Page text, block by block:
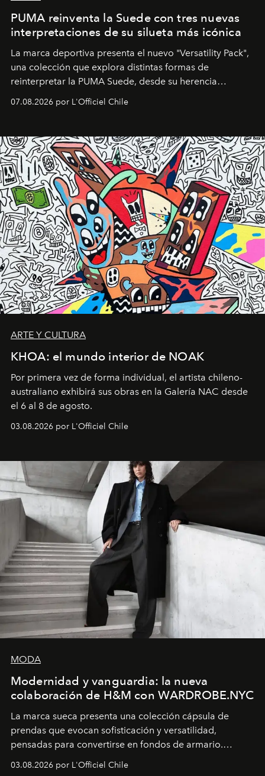
PUMA reinventa la Suede con tres nuevas
interpretaciones de su silueta más icónica
La marca deportiva presenta el nuevo "Versatility Pack",
una colección que explora distintas formas de
reinterpretar la PUMA Suede, desde su herencia
deportiva hasta una mirada moderna inspirada en el
diseño y el universo outdoor.
07.08.2026 por L'Officiel Chile
ARTE Y CULTURA
KHOA: el mundo interior de NOAK
Por primera vez de forma individual, el artista chileno-
australiano exhibirá sus obras en la Galería NAC desde
el 6 al 8 de agosto.
03.08.2026 por L'Officiel Chile
MODA
Modernidad y vanguardia: la nueva
colaboración de H&M con WARDROBE.NYC
La marca sueca presenta una colección cápsula de
prendas que evocan sofisticación y versatilidad,
pensadas para convertirse en fondos de armario.
Disponible en Chile desde el 6 de agosto.
03.08.2026 por L'Officiel Chile